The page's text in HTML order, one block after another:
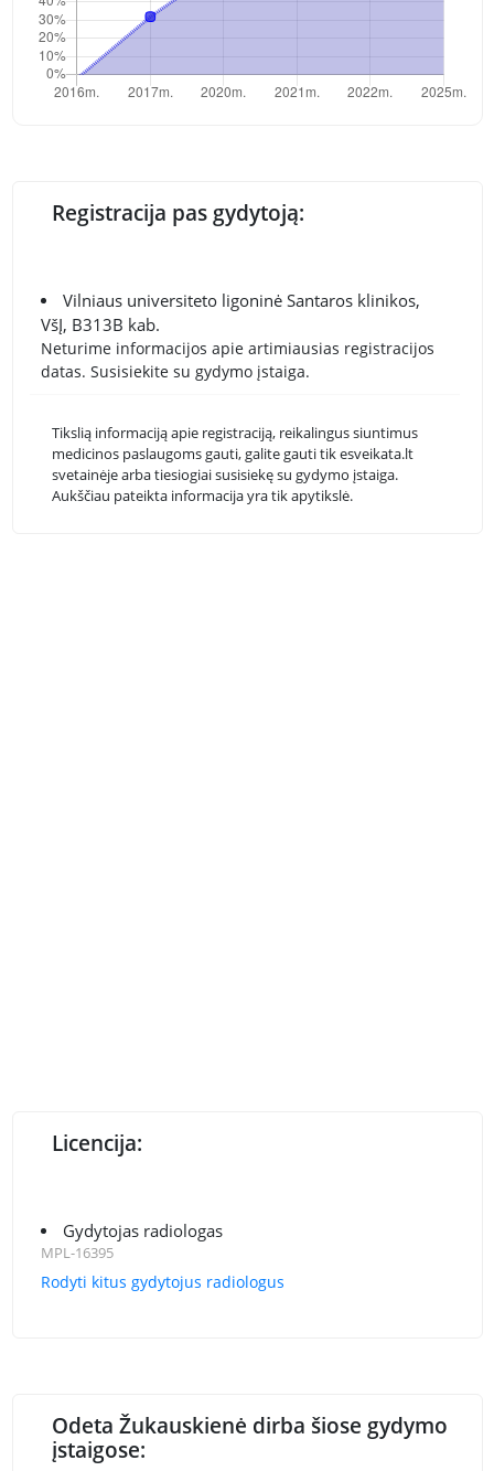
Registracija pas gydytoją:
Vilniaus universiteto ligoninė Santaros klinikos,
VšĮ, B313B kab.
Neturime informacijos apie artimiausias registracijos
datas. Susisiekite su gydymo įstaiga.
Tikslią informaciją apie registraciją, reikalingus siuntimus
medicinos paslaugoms gauti, galite gauti tik esveikata.lt
svetainėje arba tiesiogiai susisiekę su gydymo įstaiga.
Aukščiau pateikta informacija yra tik apytikslė.
Licencija:
Gydytojas radiologas
MPL-16395
Rodyti kitus gydytojus radiologus
Odeta Žukauskienė dirba šiose gydymo
įstaigose: